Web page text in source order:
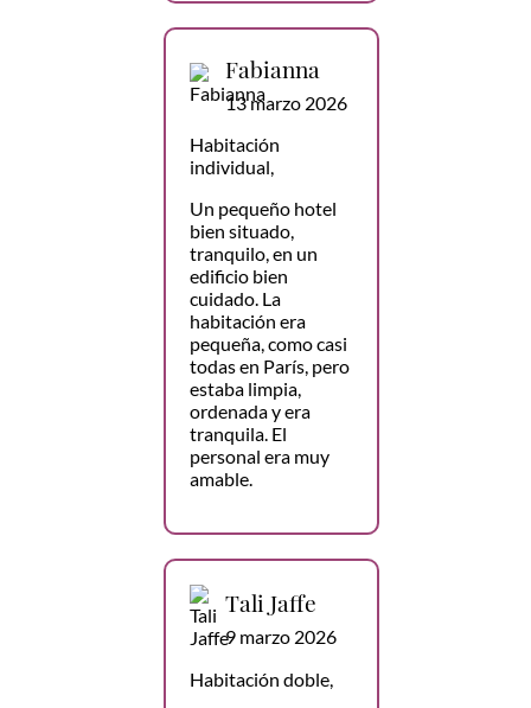
Fabianna
13 marzo 2026
Habitación
individual,
Un pequeño hotel
bien situado,
tranquilo, en un
edificio bien
cuidado. La
habitación era
pequeña, como casi
todas en París, pero
estaba limpia,
ordenada y era
tranquila. El
personal era muy
amable.
Tali Jaffe
9 marzo 2026
Habitación doble,